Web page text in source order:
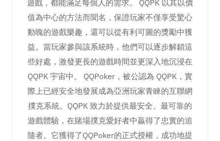
遊戲，都能滿足每個人的需求。 QQPK 以其以價
值為中心的方法而聞名，保證玩家不僅享受驚心
動魄的遊戲樂趣，還可以從有利可圖的獎勵中獲
益。當玩家參與該系統時，他們可以逐步解鎖這
些好處，激發更長的遊戲時間並更深入地沉浸在
QQPK 宇宙中。 QQPoker，被公認為 QQPK，實
際上已經安全地發展成為亞洲玩家青睞的互聯網
撲克系統。QQPK 致力於提供最安全、最可靠的
遊戲體驗，在賭場撲克愛好者中贏得了忠實的追
隨者。它獲得了QQPoker的正式授權，成功地提